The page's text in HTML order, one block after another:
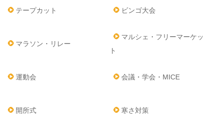
テープカット ビンゴ大会
マラソン・リレー
マルシェ・フリーマーケッ
ト
運動会 会議・学会・MICE
開所式 寒さ対策